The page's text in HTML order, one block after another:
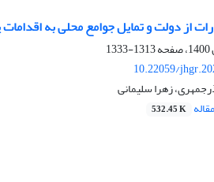
از دولت و تمایل جوامع محلی به
1313-1333
10.22059/
زهرا سلیمانی
532.45 K